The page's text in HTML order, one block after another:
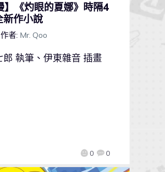
】《灼眼的夏娜》時隔4
新作小說
作者: Mr. Qoo
0 0
郎 執筆、伊東雜音 插畫